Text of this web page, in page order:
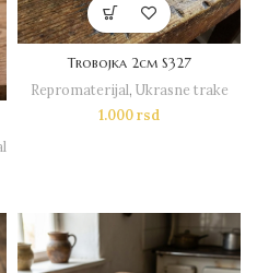
Trobojka 2cm S327
Repromaterijal, Ukrasne trake
1.000rsd